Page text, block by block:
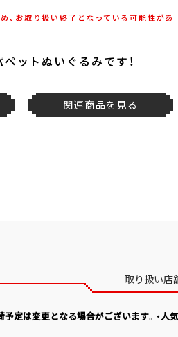
、お取り扱い終了となっている可能性があ
ットぬいぐるみです！
関連商品を見る
取り扱い店
予定は変更となる場合がございます。・人